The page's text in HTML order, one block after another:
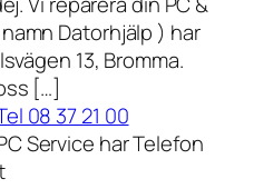
Datorhjälp ) har
13, Bromma.
[…]
08 37 21 00
Service har Telefon